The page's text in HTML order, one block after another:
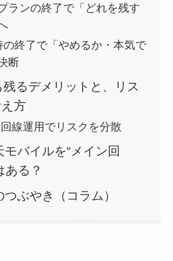
ランの終了で「どれを残す
の終了で「やめるか・本気で
断
るデメリットと、リス
方
線運用でリスクを分散
モバイルを“メイン回
ある？
ぶやき（コラム）